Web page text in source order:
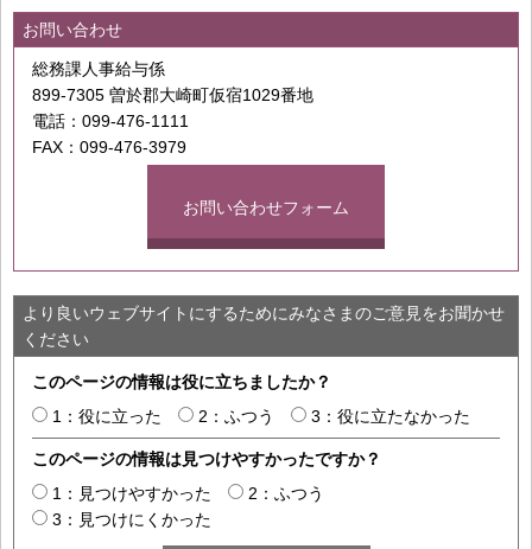
お問い合わせ
総務課人事給与係
899-7305 曽於郡大崎町仮宿1029番地
電話：099-476-1111
FAX：099-476-3979
お問い合わせフォーム
より良いウェブサイトにするためにみなさまのご意見をお聞かせ
ください
このページの情報は役に立ちましたか？
1：役に立った
2：ふつう 3：役に立たなかった
このページの情報は見つけやすかったですか？
1：見つけやすかった
2：ふつう
3：見つけにくかった